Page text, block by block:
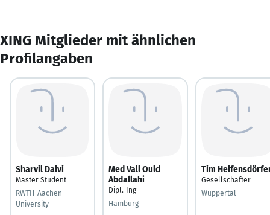
XING Mitglieder mit ähnlichen
Profilangaben
Sharvil Dalvi
Master Student
RWTH-Aachen
University
Med Vall Ould
Abdallahi
Dipl.-Ing
Hamburg
Tim
Gesellschafter
Wuppertal